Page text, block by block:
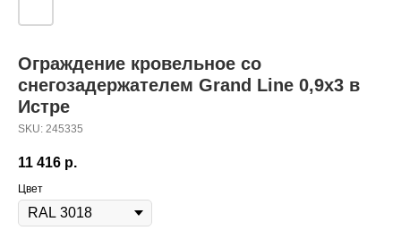
Ограждение кровельное со
снегозадержателем Grand Line 0,9х3 в
Истре
SKU: 245335
11 416 р.
Цвет